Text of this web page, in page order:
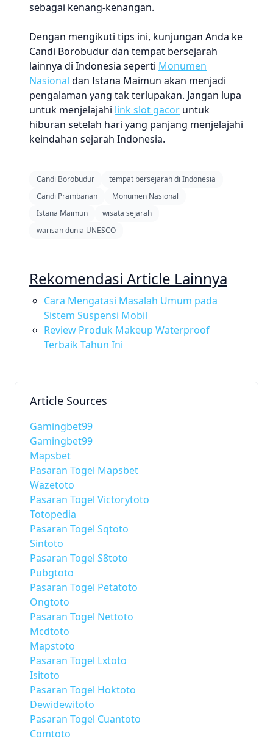
sebagai kenang-kenangan.
Dengan mengikuti tips ini, kunjungan Anda ke
Candi Borobudur dan tempat bersejarah
lainnya di Indonesia seperti Monumen
Nasional dan Istana Maimun akan menjadi
pengalaman yang tak terlupakan. Jangan lupa
untuk menjelajahi link slot gacor untuk
hiburan setelah hari yang panjang menjelajahi
keindahan sejarah Indonesia.
Candi Borobudur
tempat bersejarah di Indonesia
Candi Prambanan
Monumen Nasional
Istana Maimun
wisata sejarah
warisan dunia UNESCO
Rekomendasi Article Lainnya
Cara Mengatasi Masalah Umum pada
Sistem Suspensi Mobil
Review Produk Makeup Waterproof
Terbaik Tahun Ini
Article Sources
Gamingbet99
Gamingbet99
Mapsbet
Pasaran Togel Mapsbet
Wazetoto
Pasaran Togel Victorytoto
Totopedia
Pasaran Togel Sqtoto
Sintoto
Pasaran Togel S8toto
Pubgtoto
Pasaran Togel Petatoto
Ongtoto
Pasaran Togel Nettoto
Mcdtoto
Mapstoto
Pasaran Togel Lxtoto
Isitoto
Pasaran Togel Hoktoto
Dewidewitoto
Pasaran Togel Cuantoto
Comtoto